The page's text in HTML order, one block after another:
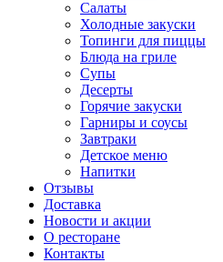
Салаты
Холодные закуски
Топинги для пиццы
Блюда на гриле
Супы
Десерты
Горячие закуски
Гарниры и соусы
Завтраки
Детское меню
Напитки
Отзывы
Доставка
Новости и акции
О ресторане
Контакты